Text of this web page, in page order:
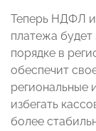
Теперь НДФЛ
платежа будет
порядке в
обеспечит
региональные
избегать
более